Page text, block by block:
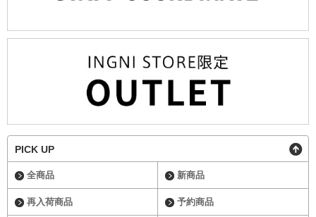
PICK UP
全商品 新商品
再入荷商品 予約商品